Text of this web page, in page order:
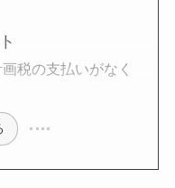
税の支払いがなく